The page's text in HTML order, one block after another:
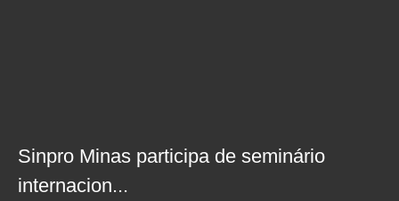
Sinpro Minas participa de seminário
internacion...